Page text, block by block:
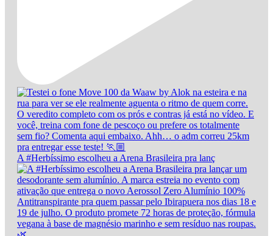
A #Herbíssimo escolheu a Arena Brasileira pra lanç